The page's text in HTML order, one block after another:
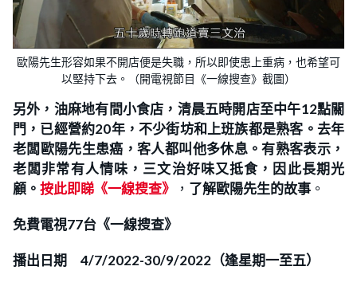
歐陽先生形容如果不開店便是失職，所以即使患上重病，也希望可
以堅持下去。（開電視節目《一線搜查》截圖）
另外，油麻地有間小食店，清晨五時開店至中午12點關
門， 已經營約20年， 不少街坊和上班族都是熟客。去年
老闆歐陽先生患癌，客人都叫他多休息。有熟客表示，
老闆非常有人情味，三文治好味又抵食，因此長期光
顧。 按此即睇《一線搜查》 ， 了解歐陽先生的故事 。
免費電視77台《一線搜查》
播出日期 4/7/2022-30/9/2022（逢星期一至五）